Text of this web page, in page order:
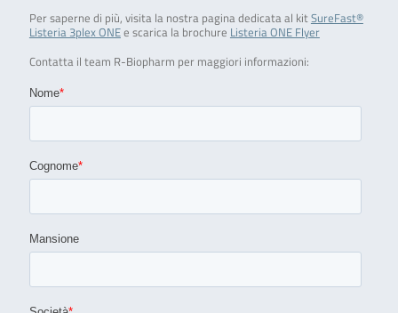
Per saperne di più, visita la nostra pagina dedicata al kitSureFast®
Listeria 3plex ONEe scarica la brochure Listeria ONE Flyer
Contatta il team R-Biopharm per maggiori informazioni: